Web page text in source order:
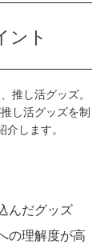
ント
推し活グッズ。
し活グッズを制
します。
んだグッズ
の理解度が高